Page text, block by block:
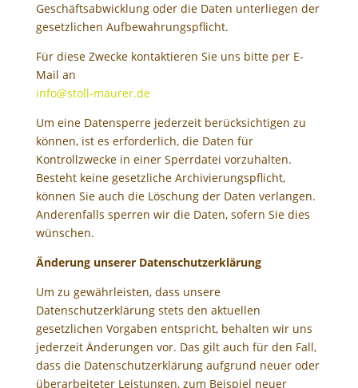
Geschäftsabwicklung oder die Daten unterliegen der
gesetzlichen Aufbewahrungspflicht.
Für diese Zwecke kontaktieren Sie uns bitte per E-
Mail an
info@stoll-maurer.de
Um eine Datensperre jederzeit berücksichtigen zu
können, ist es erforderlich, die Daten für
Kontrollzwecke in einer Sperrdatei vorzuhalten.
Besteht keine gesetzliche Archivierungspflicht,
können Sie auch die Löschung der Daten verlangen.
Anderenfalls sperren wir die Daten, sofern Sie dies
wünschen.
Änderung unserer Datenschutzerklärung
Um zu gewährleisten, dass unsere
Datenschutzerklärung stets den aktuellen
gesetzlichen Vorgaben entspricht, behalten wir uns
jederzeit Änderungen vor. Das gilt auch für den Fall,
dass die Datenschutzerklärung aufgrund neuer oder
überarbeiteter Leistungen, zum Beispiel neuer